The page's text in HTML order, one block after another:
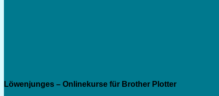
Löwenjunges – Onlinekurse für Brother Plotter